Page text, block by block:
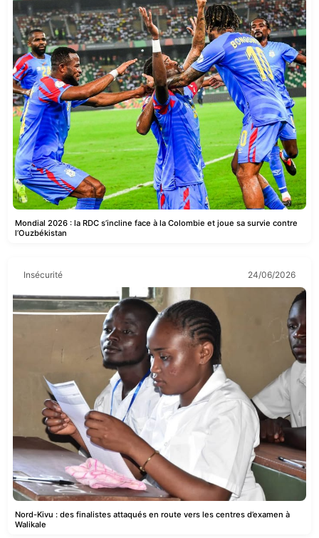
Mondial 2026 : la RDC s’incline face à la Colombie et joue sa survie contre
l’Ouzbékistan
Insécurité 24/06/2026
Nord-Kivu : des finalistes attaqués en route vers les centres d’examen à
Walikale